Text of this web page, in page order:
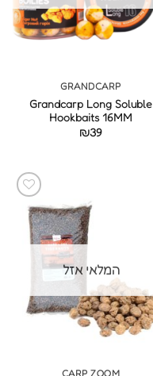
GRANDCARP
Grandcarp Long Soluble
Hookbaits 16MM
₪39
המלאי אזל
CARP ZOOM